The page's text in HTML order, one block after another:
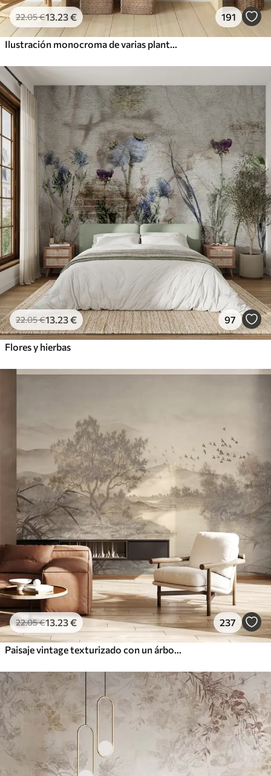
22.05€13 .23€ 191
22.05€13 .23€ 97
Flores y hierbas
22.05€13 .23€ 237